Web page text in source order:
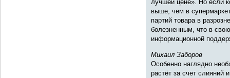
лучшей цене». Но если
выше, чем в
партий товара в
болезненным, что в
информационной
Михаил Заборов
Особенно наглядно
растёт за счет